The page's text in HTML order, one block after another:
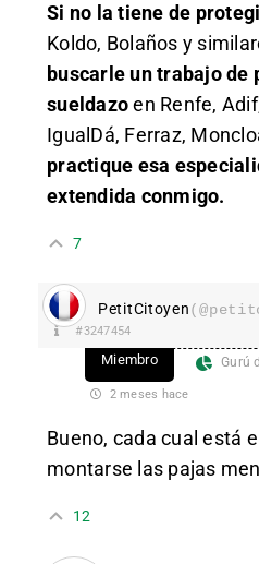
Si no la tiene de
Koldo, Bolaños y
buscarle un trabajo de
sueldazoen Renfe,
IgualDá, Ferraz,
practique esa
extendida conmigo.
7
PetitCitoyen
#3247454
Miembro Gurú
2 meses hace
Bueno, cada cual está
montarse las pajas
12